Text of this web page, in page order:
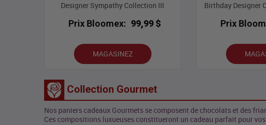
Designer Sympathy Collection III
Prix Bloomex: 99,99 $
MAGASINEZ
Birthday Designer
Prix
Collection Gourmet
Nos paniers cadeaux Gourmets se composent de chocolats et des
Ces compositions luxueuses constitueront un cadeau parfait pour